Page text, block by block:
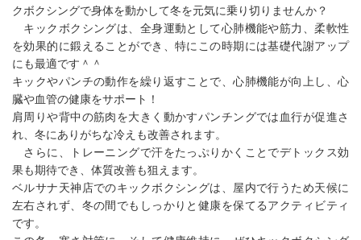
クボクシングで身体を動かして冬を元気に乗り切りませんか？
キックボクシングは、全身運動として心肺機能や筋力、柔軟性
を効果的に鍛えることができ、特にこの時期には基礎代謝アップ
にも最適です＾＾
キックやパンチの動作を繰り返すことで、心肺機能が向上し、心
臓や血管の健康をサポート！
肩周りや背中の筋肉を大きく動かすパンチングでは血行が促進さ
れ、冬にありがちな冷えも改善されます。
さらに、トレーニングで汗をたっぷりかくことでデトックス効
果も期待でき、体質改善も狙えます。
ベルサナ天神店でのキックボクシングは、屋内で行うため天候に
左右されず、冬の間でもしっかりと健康を保てるアクティビティ
です。